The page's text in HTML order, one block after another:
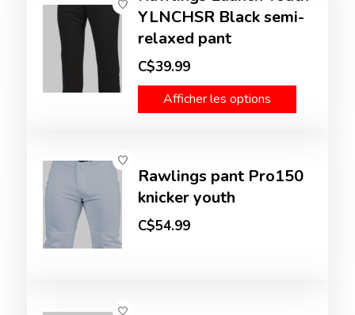
YLNCHSR Black semi-
relaxed pant
C$39.99
Afficher les options
Rawlings pant Pro150
knicker youth
C$54.99